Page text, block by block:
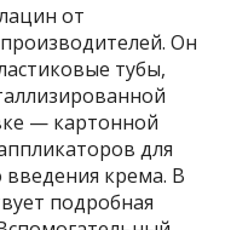
от
Он
тубы,
— картонной
для
введения крема. В
подробная